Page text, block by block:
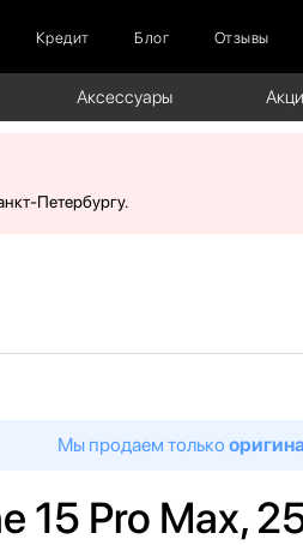
Кредит Блог Отзывы
Аксессуары
Петербургу.
Мы продаем только
15 Pro Max,